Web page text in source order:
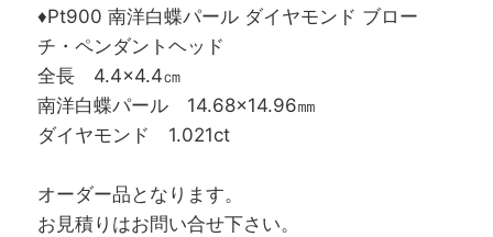
♦Pt900 南洋白蝶パール ダイヤモンド ブロー
チ・ペンダントヘッド
全長 4.4×4.4㎝
南洋白蝶パール 14.68×14.96㎜
ダイヤモンド 1.021ct
オーダー品となります。
お見積りはお問い合せ下さい。